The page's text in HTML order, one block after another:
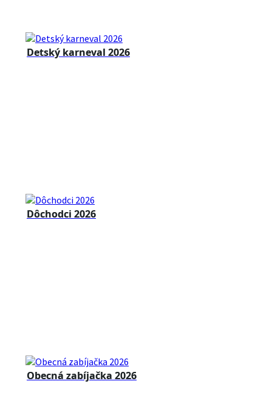
Detský karneval 2026
Dôchodci 2026
Obecná zabíjačka 2026